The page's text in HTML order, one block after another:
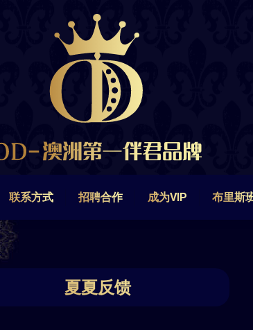
联系方式 招聘合作 成为VIP 布里斯
夏夏反馈
招聘合作